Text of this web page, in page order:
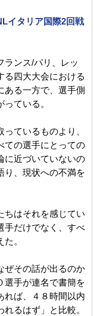
イタリア国際2回戦
ランス/パリ、レッ
る四大大会における
ある一方で、選手側
ている。
ているものより、
ての選手にとっての
に近づいていないの
り、現状への不満を
ちはそれを感じてい
手だけでなく、すべ
。
ぜその話が出るのか
選手が連名で書簡を
れば、４８時間以内
るはず」と比較。